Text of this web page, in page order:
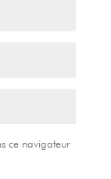
ce navigateur